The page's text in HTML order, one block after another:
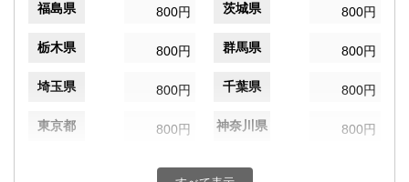
福島県 800円 茨城県 800円
栃木県 800円 群馬県 800円
埼玉県 800円 千葉県 800円
東京都 800円 神奈川県 800円
800円 富山県